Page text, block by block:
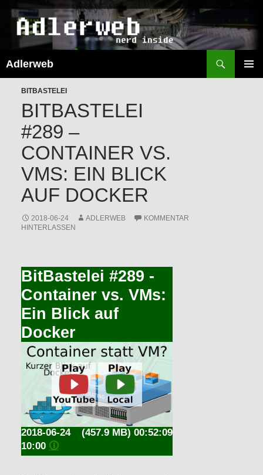
Adlerweb
SPRINGEN
BITBASTELEI
BITBASTELEI
#289 –
CONTAINER VS.
VMS: EIN BLICK
AUF DOCKER
2018-06-24 ADLERWEB
KOMMENTAR
HINTERLASSEN
BitBastelei #289 -
Container vs. VMs:
Ein Blick auf
Docker
(457.9 MB) 00:52:09
2018-06-24
10:00 🛈